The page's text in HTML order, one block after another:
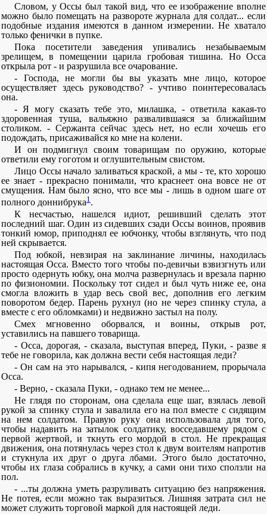
Словом, у Оссы был такой вид, что ее изображение вполне
можно было помещать на развороте журнала для солдат... если
подобные издания имеются в данном измерении. Не хватало
только фенички в пупке.
Пока посетители заведения упивались незабываемым
зрелищем, в помещении царила гробовая тишина. Но Осса
открыла рот - и разрушила все очарование.
- Господа, не могли бы вы указать мне лицо, которое
осуществляет здесь руководство? - учтиво поинтересовалась
она.
- Я могу сказать тебе это, милашка, - ответила какая-то
здоровенная туша, вальяжно развалившаяся за ближайшим
столиком. - Сержанта сейчас здесь нет, но если хочешь его
подождать, присаживайся ко мне на колени.
И он подмигнул своим товарищам по оружию, которые
ответили ему гоготом и оглушительным свистом.
Лицо Оссы начало заливаться краской, а мы - те, кто хорошо
ее знает - прекрасно понимали, что краснеет она вовсе не от
смущения. Нам было ясно, что все мы - лишь в одном шаге от
полного доннибрука1.
К несчастью, нашелся идиот, решивший сделать этот
последний шаг. Один из сидевших сзади Оссы воинов, проявив
тонкий юмор, приподнял ее юбчонку, чтобы взглянуть, что под
ней скрывается.
Под юбкой, невзирая на заклинание личины, находилась
настоящая Осса. Вместо того чтобы по-девичьи взвизгнуть или
просто одернуть юбку, она молча развернулась и врезала парню
по физиономии. Поскольку тот сидел и был чуть ниже ее, она
смогла вложить в удар весь свой вес, дополнив его легким
поворотом бедер. Парень рухнул (но не через спинку стула, а
вместе с его обломками) и недвижно застыл на полу.
Смех мгновенно оборвался, и воины, открыв рот,
уставились на павшего товарища.
- Осса, дорогая, - сказала, выступая вперед, Пуки, - разве я
тебе не говорила, как должна вести себя настоящая леди?
- Он сам на это нарывался, - кипя негодованием, прорычала
Осса.
- Верно, - сказала Пуки, - однако тем не менее...
Не глядя по сторонам, она сделала еще шаг, взялась левой
рукой за спинку стула и завалила его на пол вместе с сидящим
на нем солдатом. Правую руку она использовала для того,
чтобы надавить на затылок солдатику, восседавшему рядом с
первой жертвой, и ткнуть его мордой в стол. Не прекращая
движения, она потянулась через стол к двум воителям напротив
и стукнула их друг о друга лбами. Этого было достаточно,
чтобы их глаза собрались в кучку, а сами они тихо сползли на
пол.
- ...ты должна уметь разруливать ситуацию без напряжения.
Не потея, если можно так выразиться. Лишняя затрата сил не
может служить торговой маркой для настоящей леди.